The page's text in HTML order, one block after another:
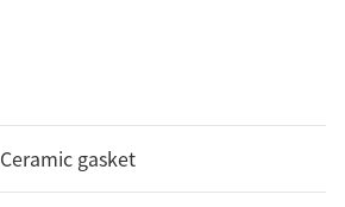
Ceramic gasket